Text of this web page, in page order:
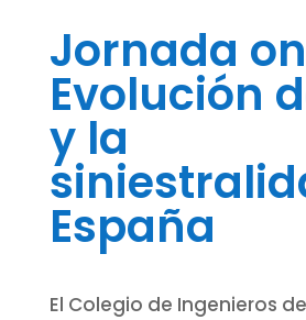
Jornada
Evolución
y la
España
El Colegio de Ingenieros